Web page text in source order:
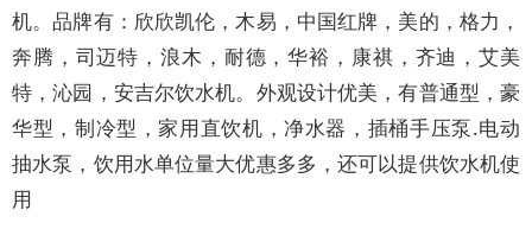
机。品牌有：欣欣凯伦，木易，中国红牌，美的，格力，
奔腾，司迈特，浪木，耐德，华裕，康祺，齐迪，艾美
特，沁园，安吉尔饮水机。外观设计优美，有普通型，豪
华型，制冷型，家用直饮机，净水器，插桶手压泵.电动
抽水泵，饮用水单位量大优惠多多，还可以提供饮水机使
用